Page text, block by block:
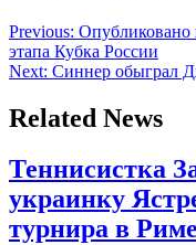
Previous: Опубликовано
этапа Кубка России
Next: Синнер обыграл
Related News
Теннисистка
украинку
турнира в Риме